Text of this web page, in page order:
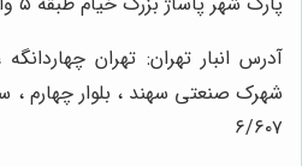
آدرس انبار تهران: تهران
شهرک صنعتی سهند ، بلوار چهارم
۶/۶۰۷